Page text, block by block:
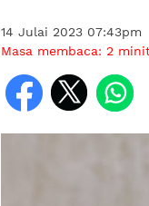
14 Julai 2023 07:43pm
Masa membaca: 2